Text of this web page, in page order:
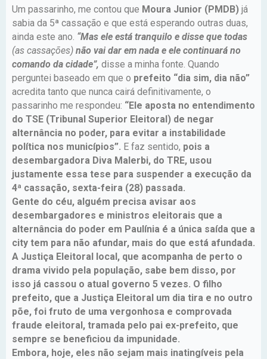
Um passarinho, me contou que Moura Junior (PMDB) já
sabia da 5ª cassação e que está esperando outras duas,
ainda este ano. “Mas ele está tranquilo e disse que todas
(as cassações) não vai dar em nada e ele continuará no
comando da cidade”, disse a minha fonte. Quando
perguntei baseado em que o prefeito “dia sim, dia não”
acredita tanto que nunca cairá definitivamente, o
passarinho me respondeu: “Ele aposta no entendimento
do TSE (Tribunal Superior Eleitoral) de negar
alternância no poder, para evitar a instabilidade
política nos municípios”. E faz sentido, pois a
desembargadora Diva Malerbi, do TRE, usou
justamente essa tese para suspender a execução da
4ª cassação, sexta-feira (28) passada.
Gente do céu, alguém precisa avisar aos
desembargadores e ministros eleitorais que a
alternância do poder em Paulínia é a única saída que a
city tem para não afundar, mais do que está afundada.
A Justiça Eleitoral local, que acompanha de perto o
drama vivido pela população, sabe bem disso, por
isso já cassou o atual governo 5 vezes. O filho
prefeito, que a Justiça Eleitoral um dia tira e no outro
põe, foi fruto de uma vergonhosa e comprovada
fraude eleitoral, tramada pelo pai ex-prefeito, que
sempre se beneficiou da impunidade.
Embora, hoje, eles não sejam mais inatingíveis pela